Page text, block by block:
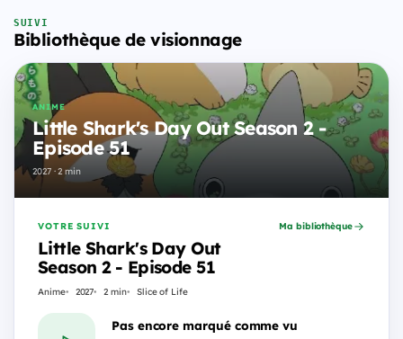
SUIVI
Bibliothèque de visionnage
ANIME
Little Shark's Day Out Season 2 -
Episode 51
2027 · 2 min
VOTRE SUIVI
Little Shark's Day Out
Season 2 - Episode 51
Anime 2027 2 min Slice of Life
Ma bibliothèque
Pas encore marqué comme vu